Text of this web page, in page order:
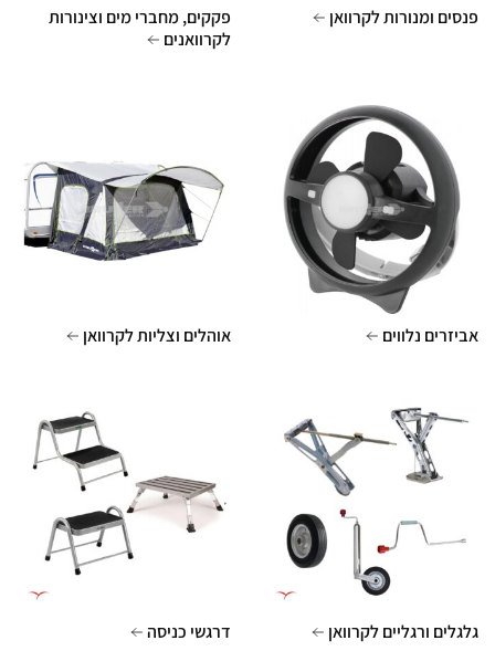
פנסים ומנורות לקרוואן
פקקים, מחברי מים וצינורות
לקרוואנים
אביזרים נלווים אוהלים וצליות לקרוואן
גלגלים ורגליים לקרוואן דרגשי כניסה